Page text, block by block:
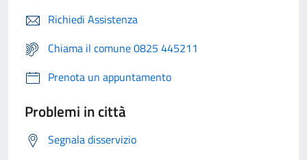
Richiedi Assistenza
Chiama il comune 0825 445211
Prenota un appuntamento
Problemi in città
Segnala disservizio